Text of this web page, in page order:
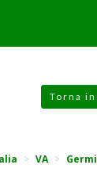
Torna
VA